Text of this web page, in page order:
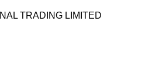
TRADING LIMITED